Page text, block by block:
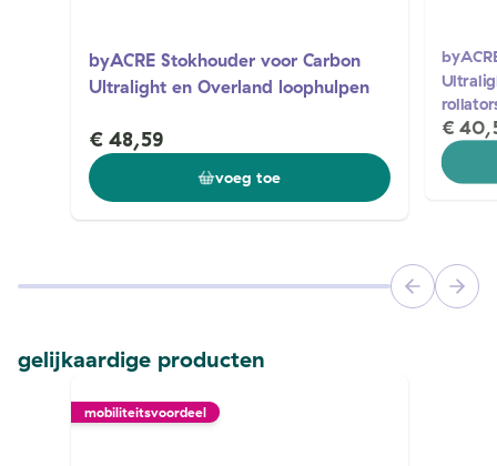
byACRE Stokhouder voor Carbon
Ultralight en Overland loophulpen
€ 48,59
voeg toe
€
gelijkaardige producten
mobiliteitsvoordeel